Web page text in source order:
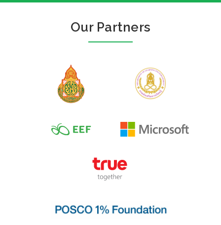
Our Partners